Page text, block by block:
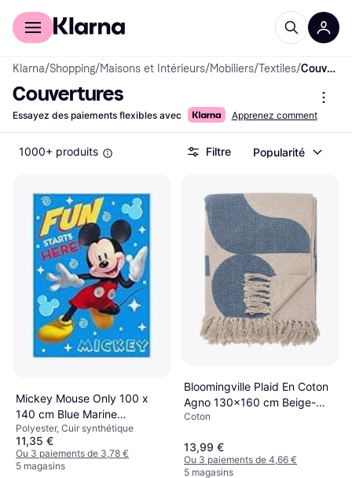
Acheter avec Klarna
Klarna/Shopping/Maisons et Intérieurs/Mobiliers/Textiles/ Couvertures
Couvertures
Essayez des paiements flexibles avec Apprenez comment
1000+ produits Filtre Popularité
Mickey Mouse Only 100 x
140 cm Blue Marine
Couverture Multicolore, Bleu
Polyester, Cuir synthétique
11,35 €
Ou 3 paiements de 3,78 €
5 magasins
Bloomingville Plaid En Coton
Agno 130x160 cm Beige-
Bleu Couverture Beige, Bleu
Coton
13,99 €
Ou 3 paiements de 4,66 €
5 magasins